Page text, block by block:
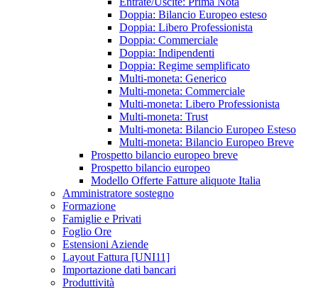
Doppia: Bilancio Europeo esteso
Doppia: Libero Professionista
Doppia: Commerciale
Doppia: Indipendenti
Doppia: Regime semplificato
Multi-moneta: Generico
Multi-moneta: Commerciale
Multi-moneta: Libero Professionista
Multi-moneta: Trust
Multi-moneta: Bilancio Europeo Esteso
Multi-moneta: Bilancio Europeo Breve
Prospetto bilancio europeo breve
Prospetto bilancio europeo
Modello Offerte Fatture aliquote Italia
Amministratore sostegno
Formazione
Famiglie e Privati
Foglio Ore
Estensioni Aziende
Layout Fattura [UNI11]
Importazione dati bancari
Produttività